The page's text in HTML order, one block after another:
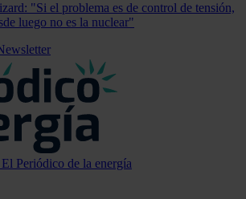
"Si el problema es de control de tensión,
luego no es la nuclear"